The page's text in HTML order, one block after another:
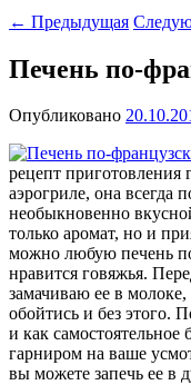
← Предыдущая
Печень по-
Опубликовано
рецепт приготовления
аэрогриле, она всегда
необыкновенно
только аромат, но и
можно любую печень
нравится говяжья.
замачиваю ее в
обойтись и без этого.
и как
гарниром на ваше
вы можете запечь ее в